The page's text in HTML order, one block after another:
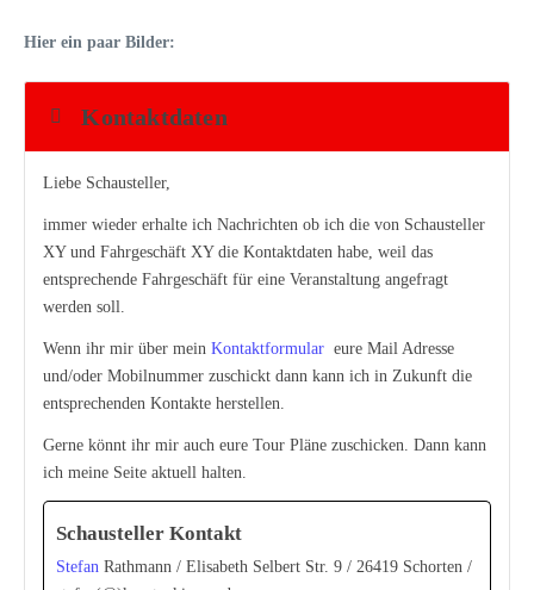
Hier ein paar Bilder:
Kontaktdaten
Liebe Schausteller,
immer wieder erhalte ich Nachrichten ob ich die von Schausteller
XY und Fahrgeschäft XY die Kontaktdaten habe, weil das
entsprechende Fahrgeschäft für eine Veranstaltung angefragt
werden soll.
Wenn ihr mir über mein Kontaktformular eure Mail Adresse
und/oder Mobilnummer zuschickt dann kann ich in Zukunft die
entsprechenden Kontakte herstellen.
Gerne könnt ihr mir auch eure Tour Pläne zuschicken. Dann kann
ich meine Seite aktuell halten.
Schausteller Kontakt
Stefan Rathmann / Elisabeth Selbert Str. 9 / 26419 Schorten /